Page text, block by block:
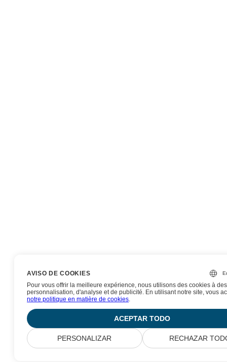
AVISO DE COOKIES
Pour vous offrir la meilleure expérience, nous utilisons des cookies à
personnalisation, d'analyse et de publicité. En utilisant notre site, vous
notre politique en matière de cookies.
ACEPTAR TODO
PERSONALIZAR RECHAZAR